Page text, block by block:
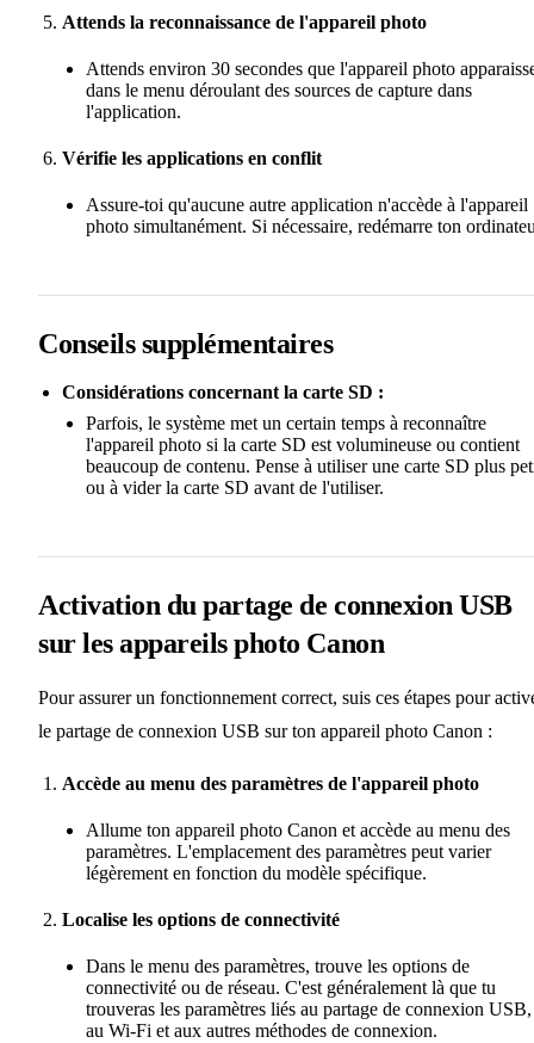
Attends la reconnaissance de l'appareil photo
Attends environ 30 secondes que l'appareil photo
dans le menu déroulant des sources de capture dans
l'application.
Vérifie les applications en conflit
Assure-toi qu'aucune autre application n'accède à l'appareil
photo simultanément. Si nécessaire, redémarre ton
Conseils supplémentaires
Considérations concernant la carte SD :
Parfois, le système met un certain temps à reconnaître
l'appareil photo si la carte SD est volumineuse ou contient
beaucoup de contenu. Pense à utiliser une carte SD plus
ou à vider la carte SD avant de l'utiliser.
Activation du partage de connexion USB
sur les appareils photo Canon
Pour assurer un fonctionnement correct, suis ces étapes pour
le partage de connexion USB sur ton appareil photo Canon :
Accède au menu des paramètres de l'appareil photo
Allume ton appareil photo Canon et accède au menu des
paramètres. L'emplacement des paramètres peut varier
légèrement en fonction du modèle spécifique.
Localise les options de connectivité
Dans le menu des paramètres, trouve les options de
connectivité ou de réseau. C'est généralement là que tu
trouveras les paramètres liés au partage de connexion USB,
au Wi-Fi et aux autres méthodes de connexion.